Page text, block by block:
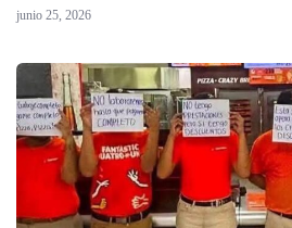
junio 25, 2026